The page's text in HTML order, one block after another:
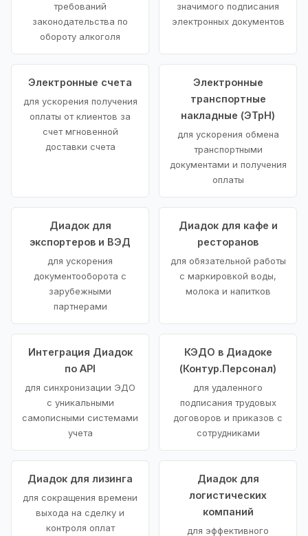
требований
законодательства по
обороту алкоголя
значимого подписания
электронных документов
Электронные счета
для ускорения получения
оплаты от клиентов за
счет мгновенной
доставки счета
Электронные
транспортные
накладные (ЭТрН)
для ускорения обмена
транспортными
документами и получения
оплаты
Диадок для
экспортеров и ВЭД
для ускорения
документооборота с
зарубежными
партнерами
Диадок для кафе и
ресторанов
для обязательной работы
с маркировкой воды,
молока и напитков
Интеграция Диадок
по API
для синхронизации ЭДО
с уникальными
самописными системами
учета
КЭДО в Диадоке
(Контур.Персонал)
для удаленного
подписания трудовых
договоров и приказов с
сотрудниками
Диадок для лизинга
для сокращения времени
выхода на сделку и
контроля оплат
Диадок для
логистических
компаний
для эффективного